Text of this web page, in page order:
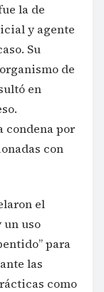
la de
y agente
Su
de
en
condena por
con
el
uso
para
las
como